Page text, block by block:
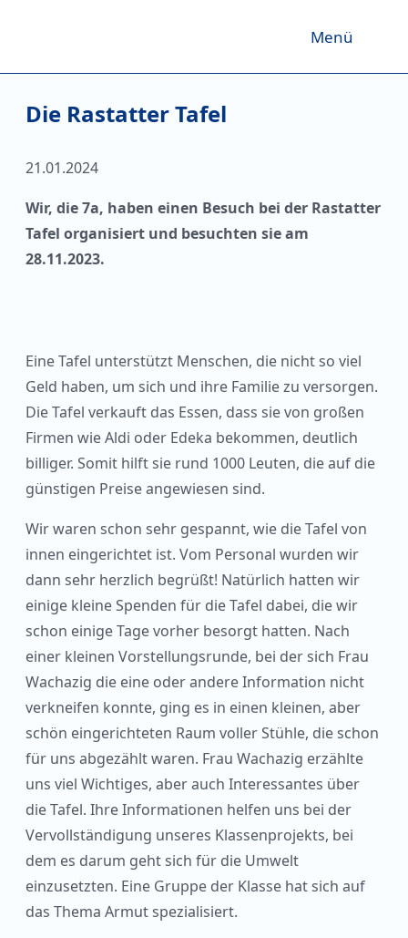
Menü
Die Rastatter Tafel
21.01.2024
Wir, die 7a, haben einen Besuch bei der Rastatter
Tafel organisiert und besuchten sie am
28.11.2023.
Eine Tafel unterstützt Menschen, die nicht so viel
Geld haben, um sich und ihre Familie zu versorgen.
Die Tafel verkauft das Essen, dass sie von großen
Firmen wie Aldi oder Edeka bekommen, deutlich
billiger. Somit hilft sie rund 1000 Leuten, die auf die
günstigen Preise angewiesen sind.
Wir waren schon sehr gespannt, wie die Tafel von
innen eingerichtet ist. Vom Personal wurden wir
dann sehr herzlich begrüßt! Natürlich hatten wir
einige kleine Spenden für die Tafel dabei, die wir
schon einige Tage vorher besorgt hatten. Nach
einer kleinen Vorstellungsrunde, bei der sich Frau
Wachazig die eine oder andere Information nicht
verkneifen konnte, ging es in einen kleinen, aber
schön eingerichteten Raum voller Stühle, die schon
für uns abgezählt waren. Frau Wachazig erzählte
uns viel Wichtiges, aber auch Interessantes über
die Tafel. Ihre Informationen helfen uns bei der
Vervollständigung unseres Klassenprojekts, bei
dem es darum geht sich für die Umwelt
einzusetzten. Eine Gruppe der Klasse hat sich auf
das Thema Armut spezialisiert.